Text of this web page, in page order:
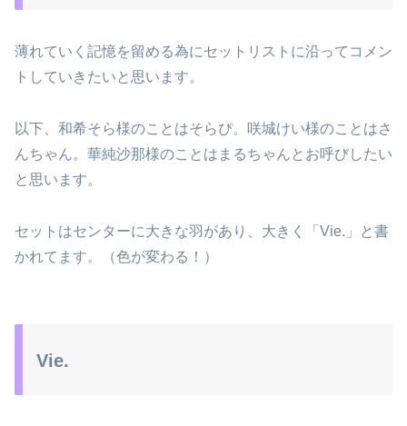
薄れていく記憶を留める為にセットリストに沿ってコメン
トしていきたいと思います。
以下、和希そら様のことはそらぴ。咲城けい様のことはさ
んちゃん。華純沙那様のことはまるちゃんとお呼びしたい
と思います。
セットはセンターに大きな羽があり、大きく「Vie.」と書
かれてます。（色が変わる！）
Vie.